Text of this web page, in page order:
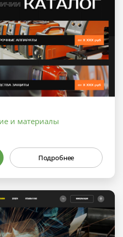
и материалы
Подробнее